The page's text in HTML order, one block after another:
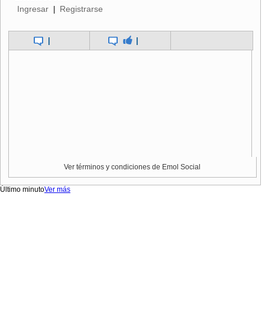
Ingresar | Registrarse
| |
Ver términos y condiciones de Emol Social
Último minutoVer más